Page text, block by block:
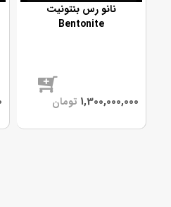
نانو رس بنتونیت
Bentonite
موجود